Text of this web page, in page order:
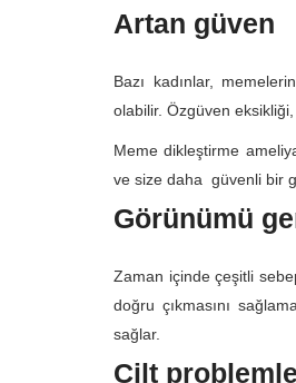
Artan güven
Bazı kadınlar,
olabilir. Özgüven eksikliği,
Meme dikleştirme
ve size daha güvenli bir
Görünümü
Zaman içinde çeşitli
doğru çıkmasını
sağlar.
Cilt